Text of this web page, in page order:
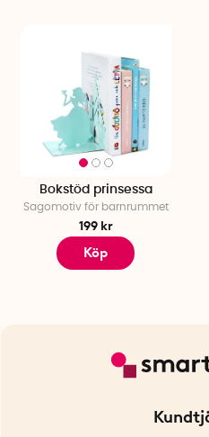
Bokstöd prinsessa
Sagomotiv för barnrummet
199 kr
Köp